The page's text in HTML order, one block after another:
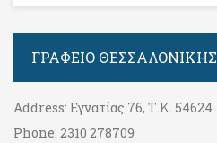
ΓΡΑΦΕΊΟ ΘΕΣΣΑΛΟΝΊΚΗΣ
Address: Εγνατίας 76, Τ.Κ. 54624
Phone: 2310 278709